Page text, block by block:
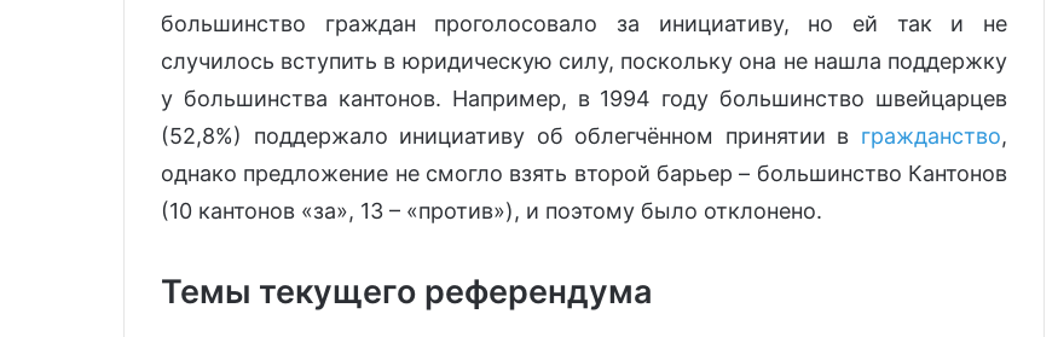
большинство граждан проголосовало за инициативу, но ей так и не
случилось вступить в юридическую силу, поскольку она не нашла поддержку
у большинства кантонов. Например, в 1994 году большинство швейцарцев
(52,8%) поддержало инициативу об облегчённом принятии в гражданство,
однако предложение не смогло взять второй барьер – большинство Кантонов
(10 кантонов «за», 13 – «против»), и поэтому было отклонено.
Темы текущего референдума